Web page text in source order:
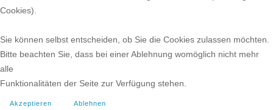
Cookies).
Sie können selbst entscheiden, ob Sie die Cookies zulassen möchten.
Bitte beachten Sie, dass bei einer Ablehnung womöglich nicht mehr
alle
Funktionalitäten der Seite zur Verfügung stehen.
Akzeptieren Ablehnen